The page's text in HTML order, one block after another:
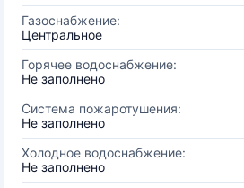
Газоснабжение:
Центральное
Горячее водоснабжение:
Не заполнено
Система пожаротушения:
Не заполнено
Холодное водоснабжение:
Не заполнено